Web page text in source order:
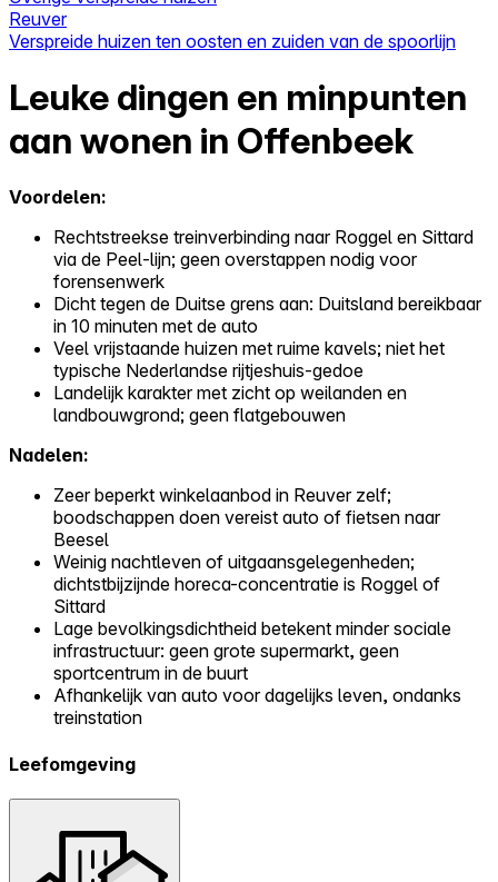
Reuver
Verspreide huizen ten oosten en zuiden van de spoorlijn
Leuke dingen en minpunten
aan wonen in Offenbeek
Voordelen:
Rechtstreekse treinverbinding naar Roggel en Sittard
via de Peel-lijn; geen overstappen nodig voor
forensenwerk
Dicht tegen de Duitse grens aan: Duitsland bereikbaar
in 10 minuten met de auto
Veel vrijstaande huizen met ruime kavels; niet het
typische Nederlandse rijtjeshuis-gedoe
Landelijk karakter met zicht op weilanden en
landbouwgrond; geen flatgebouwen
Nadelen:
Zeer beperkt winkelaanbod in Reuver zelf;
boodschappen doen vereist auto of fietsen naar
Beesel
Weinig nachtleven of uitgaansgelegenheden;
dichtstbijzijnde horeca-concentratie is Roggel of
Sittard
Lage bevolkingsdichtheid betekent minder sociale
infrastructuur: geen grote supermarkt, geen
sportcentrum in de buurt
Afhankelijk van auto voor dagelijks leven, ondanks
treinstation
Leefomgeving